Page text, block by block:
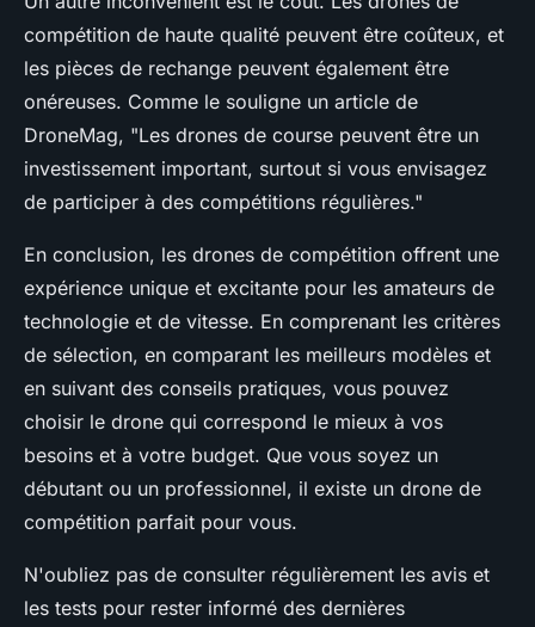
compétition de haute qualité peuvent être coûteux, et
les pièces de rechange peuvent également être
onéreuses. Comme le souligne un article de
DroneMag, "Les drones de course peuvent être un
investissement important, surtout si vous envisagez
de participer à des compétitions régulières."
En conclusion, les drones de compétition offrent une
expérience unique et excitante pour les amateurs de
technologie et de vitesse. En comprenant les critères
de sélection, en comparant les meilleurs modèles et
en suivant des conseils pratiques, vous pouvez
choisir le drone qui correspond le mieux à vos
besoins et à votre budget. Que vous soyez un
débutant ou un professionnel, il existe un drone de
compétition parfait pour vous.
N'oubliez pas de consulter régulièrement les avis et
les tests pour rester informé des dernières